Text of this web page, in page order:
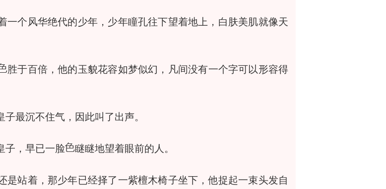
个风华绝代的少年，少年瞳孔往下望着地上，白肤美肌就像天
胜于百倍，他的玉貌花容如梦似幻，凡间没有一个字可以形容得
最沉不住气，因此叫了出声。
子，早已一脸 瞇瞇地望着眼前的人。
站着，那少年已经择了一紫檀木椅子坐下，他捉起一束头发自